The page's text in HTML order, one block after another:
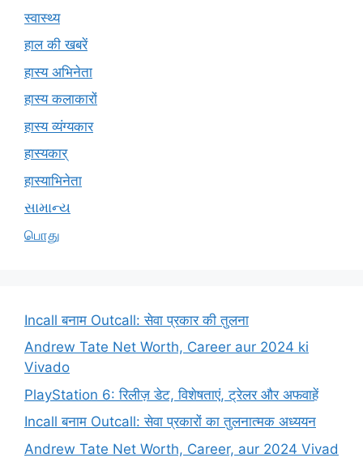
स्वास्थ्य
हाल की खबरें
हास्य अभिनेता
हास्य कलाकारों
हास्य व्यंग्यकार
हास्यकार्
हास्याभिनेता
સામાન્ય
பொது
Incall बनाम Outcall: सेवा प्रकार की तुलना
Andrew Tate Net Worth, Career aur 2024 ki
Vivado
PlayStation 6: रिलीज़ डेट, विशेषताएं, ट्रेलर और अफवाहें
Incall बनाम Outcall: सेवा प्रकारों का तुलनात्मक अध्ययन
Andrew Tate Net Worth, Career, aur 2024 Vivad